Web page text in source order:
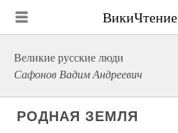
ВикиЧтение
Великие русские люди
Сафонов Вадим Андреевич
РОДНАЯ ЗЕМЛЯ